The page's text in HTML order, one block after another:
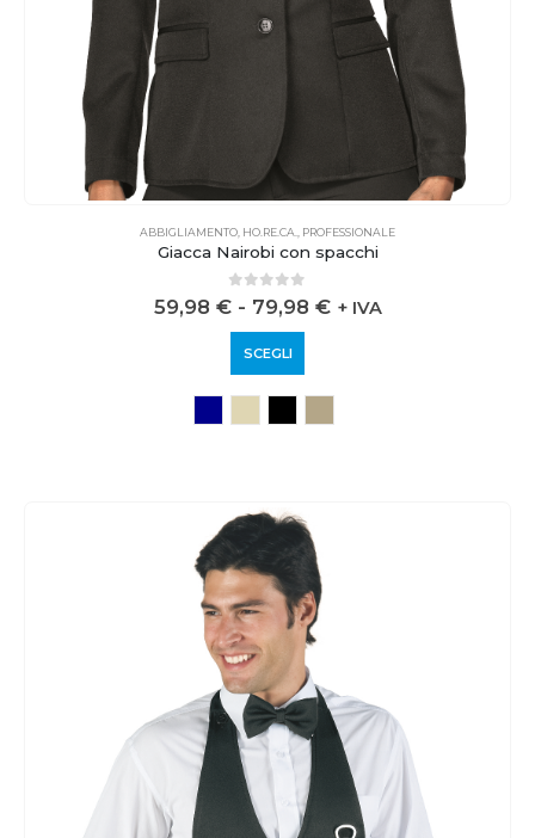
ABBIGLIAMENTO, HO.RE.CA., PROFESSIONALE
Giacca Nairobi con spacchi
0 out of 5
59,98 € - 79,98 € + IVA
SCEGLI